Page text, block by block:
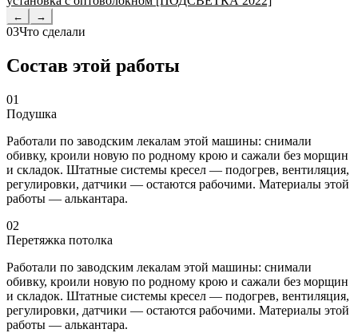
← →
03Что сделали
Состав этой работы
01
Подушка
Работали по заводским лекалам этой машины: снимали
обивку, кроили новую по родному крою и сажали без морщин
и складок. Штатные системы кресел — подогрев, вентиляция,
регулировки, датчики — остаются рабочими. Материалы этой
работы — алькантара.
02
Перетяжка потолка
Работали по заводским лекалам этой машины: снимали
обивку, кроили новую по родному крою и сажали без морщин
и складок. Штатные системы кресел — подогрев, вентиляция,
регулировки, датчики — остаются рабочими. Материалы этой
работы — алькантара.